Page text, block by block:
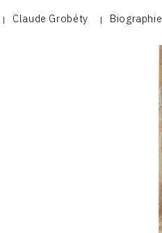
Claude Grobéty Biographie